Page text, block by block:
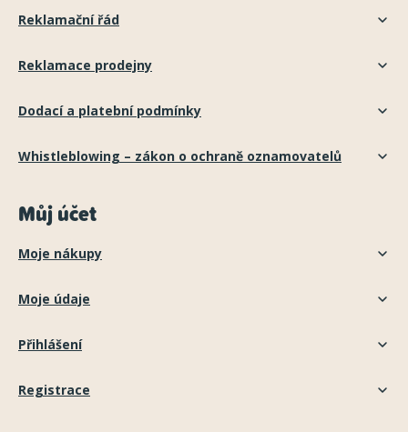
Reklamační řád
Reklamace prodejny
Dodací a platební podmínky
Whistleblowing – zákon o ochraně oznamovatelů
Můj účet
Moje nákupy
Moje údaje
Přihlášení
Registrace